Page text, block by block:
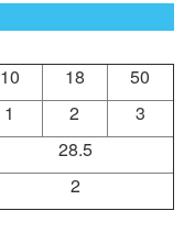
10 18
50
1 2
3
28.5
2